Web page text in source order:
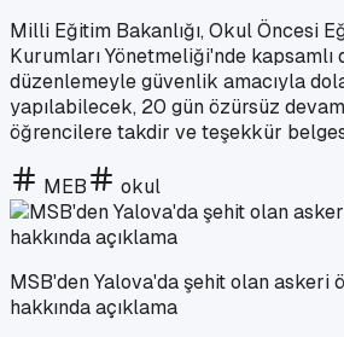
Milli Eğitim Bakanlığı, Okul Öncesi
Kurumları Yönetmeliği'nde kapsamlı
düzenlemeyle güvenlik amacıyla
yapılabilecek, 20 gün özürsüz
öğrencilere takdir ve teşekkür
MEB okul
MSB'den Yalova'da şehit olan askeri
hakkında açıklama